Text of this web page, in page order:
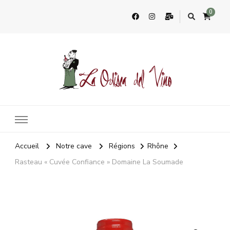
0
Accueil Notre cave Régions
Rhône
Rasteau « Cuvée Confiance » Domaine La Soumade